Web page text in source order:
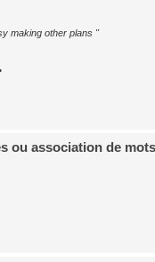
making other plans "
ou association de mots